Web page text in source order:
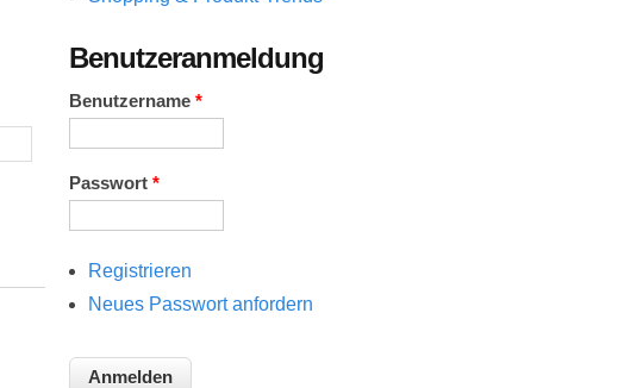
Benutzeranmeldung
Benutzername *
Passwort *
Registrieren
Neues Passwort anfordern